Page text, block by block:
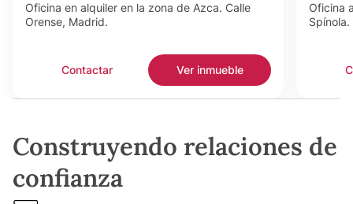
Oficina en alquiler en la zona de Azca. Calle
Orense, Madrid.
Contactar Ver inmueble
Oficina
Spínola.
Construyendo relaciones de
confianza